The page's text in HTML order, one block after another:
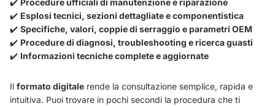
✔️ Procedure ufficiali di manutenzione e riparazione
✔️ Esplosi tecnici, sezioni dettagliate e componentistica
✔️ Specifiche, valori, coppie di serraggio e parametri OEM
✔️ Procedure di diagnosi, troubleshooting e ricerca guasti
✔️ Informazioni tecniche complete e aggiornate
Il formato digitale rende la consultazione semplice, rapida e
intuitiva. Puoi trovare in pochi secondi la procedura che ti